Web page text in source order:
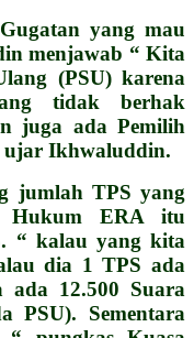
yang mau
menjawab “ Kita
(PSU) karena
tidak berhak
juga ada Pemilih
ujar Ikhwaluddin.
jumlah TPS yang
Hukum ERA itu
“ kalau yang kita
dia 1 TPS ada
ada 12.500 Suara
PSU). Sementara